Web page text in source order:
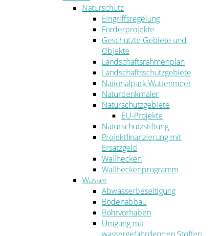
Naturschutz
Eingriffsregelung
Förderprojekte
Geschützte Gebiete und
Objekte
Landschaftsrahmenplan
Landschaftsschutzgebiete
Nationalpark Wattenmeer
Naturdenkmäler
Naturschutzgebiete
EU-Projekte
Naturschutzstiftung
Projektfinanzierung mit
Ersatzgeld
Wallhecken
Wallheckenprogramm
Wasser
Abwasserbeseitigung
Bodenabbau
Bohrvorhaben
Umgang mit